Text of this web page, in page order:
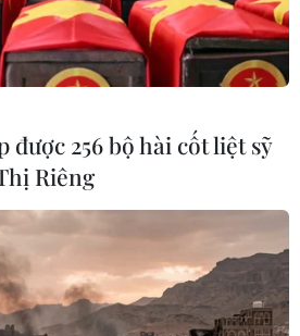
được 256 bộ hài cốt liệt sỹ
Riêng